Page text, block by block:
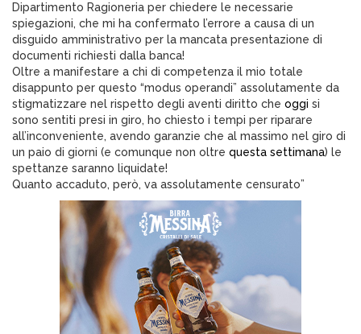
Dipartimento Ragioneria per chiedere le necessarie
spiegazioni, che mi ha confermato l’errore a causa di un
disguido amministrativo per la mancata presentazione di
documenti richiesti dalla banca!
Oltre a manifestare a chi di competenza il mio totale
disappunto per questo “modus operandi” assolutamente da
stigmatizzare nel rispetto degli aventi diritto che oggi si
sono sentiti presi in giro, ho chiesto i tempi per riparare
all’inconveniente, avendo garanzie che al massimo nel giro di
un paio di giorni (e comunque non oltre questa settimana) le
spettanze saranno liquidate!
Quanto accaduto, però, va assolutamente censurato”